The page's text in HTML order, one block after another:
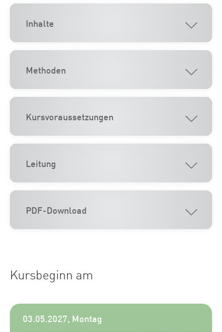
Inhalte
Methoden
Kursvoraussetzungen
Leitung
PDF-Download
Kursbeginn am
03.05.2027, Montag